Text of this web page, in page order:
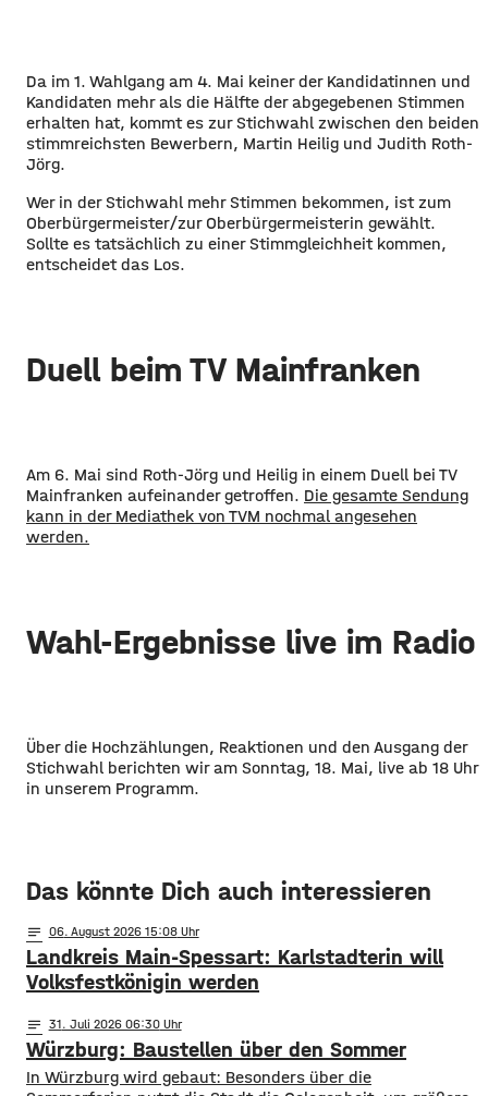
Da im 1. Wahlgang am 4. Mai keiner der Kandidatinnen und
Kandidaten mehr als die Hälfte der abgegebenen Stimmen
erhalten hat, kommt es zur Stichwahl zwischen den beiden
stimmreichsten Bewerbern, Martin Heilig und Judith Roth-
Jörg.
Wer in der Stichwahl mehr Stimmen bekommen, ist zum
Oberbürgermeister/zur Oberbürgermeisterin gewählt.
Sollte es tatsächlich zu einer Stimmgleichheit kommen,
entscheidet das Los.
Duell beim TV Mainfranken
Am 6. Mai sind Roth-Jörg und Heilig in einem Duell bei TV
Mainfranken aufeinander getroffen. Die gesamte Sendung
kann in der Mediathek von TVM nochmal angesehen
werden.
Wahl-Ergebnisse live im Radio
Über die Hochzählungen, Reaktionen und den Ausgang der
Stichwahl berichten wir am Sonntag, 18. Mai, live ab 18 Uhr
in unserem Programm.
Das könnte Dich auch interessieren
notes 06. August 2026 15:08
Landkreis Main-Spessart: Karlstadterin will
Volksfestkönigin werden
notes 31. Juli 2026 06:30
Würzburg: Baustellen über den Sommer
​​In Würzburg wird gebaut: Besonders über die